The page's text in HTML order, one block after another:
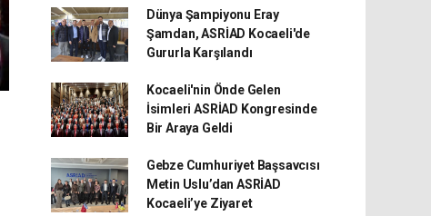
Dünya Şampiyonu Eray
Şamdan, ASRİAD Kocaeli'de
Gururla Karşılandı
Kocaeli'nin Önde Gelen
İsimleri ASRİAD Kongresinde
Bir Araya Geldi
Gebze Cumhuriyet Başsavcısı
Metin Uslu’dan ASRİAD
Kocaeli’ye Ziyaret